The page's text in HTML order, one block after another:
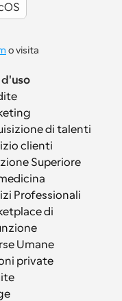
d'uso
di talenti
clienti
Superiore
Professionali
di
Umane
private